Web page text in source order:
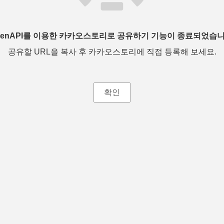
를 이용한 카카오스토리로 공유하기 기능이 종료되었습
공유할 URL을 복사 후 카카오스토리에 직접 등록해 보세요.
확인